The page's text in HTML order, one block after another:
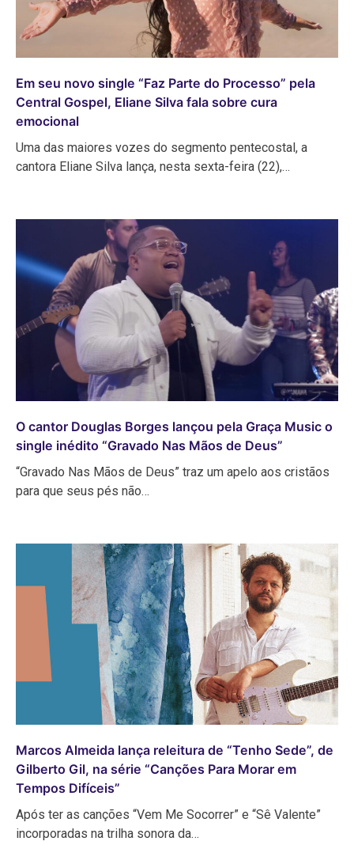
Em seu novo single “Faz Parte do Processo” pela
Central Gospel, Eliane Silva fala sobre cura
emocional
Uma das maiores vozes do segmento pentecostal, a
cantora Eliane Silva lança, nesta sexta-feira (22),…
O cantor Douglas Borges lançou pela Graça Music o
single inédito “Gravado Nas Mãos de Deus”
“Gravado Nas Mãos de Deus” traz um apelo aos cristãos
para que seus pés não…
Marcos Almeida lança releitura de “Tenho Sede”, de
Gilberto Gil, na série “Canções Para Morar em
Tempos Difíceis”
Após ter as canções “Vem Me Socorrer” e “Sê Valente”
incorporadas na trilha sonora da…